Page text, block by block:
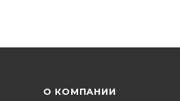
О КОМПАНИИ